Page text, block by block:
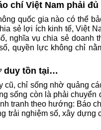
chí Việt Nam phải
quốc gia nào có thể
sẻ lợi ích kinh tế, Việt
nghĩa vụ chia sẻ doanh
quyền lực không chỉ
duy tồn tại…
cũ, chỉ sống nhờ quảng
sống còn là phải chuyển
tranh theo hướng: Báo
trải nghiệm số, xây dựng